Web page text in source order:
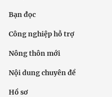
Bạn đọc
Công nghiệp hỗ trợ
Nông thôn mới
Nội dung chuyên đề
Hồ sơ